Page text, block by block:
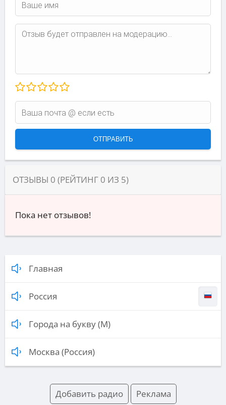
ОТЗЫВЫ 0 (РЕЙТИНГ 0 ИЗ 5)
Пока нет отзывов!
Главная
Россия
Города на букву (М)
Москва (Россия)
Добавить радио Реклама